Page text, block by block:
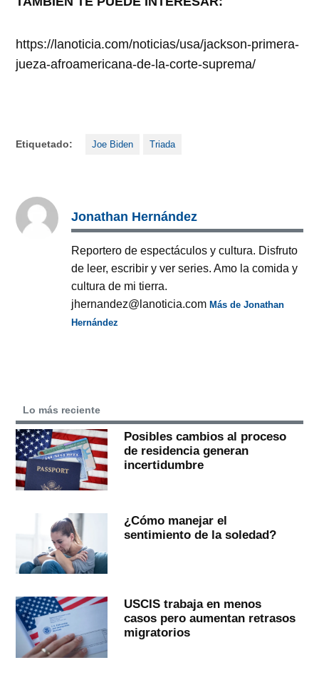
https://lanoticia.com/noticias/usa/jackson-primera-
jueza-afroamericana-de-la-corte-suprema/
Etiquetado: Joe Biden Triada
Jonathan Hernández
Reportero de espectáculos y cultura. Disfruto
de leer, escribir y ver series. Amo la comida y
cultura de mi tierra.
jhernandez@lanoticia.comMás de Jonathan
Hernández
Lo más reciente
Posibles cambios al proceso
de residencia generan
incertidumbre
¿Cómo manejar el
sentimiento de la soledad?
USCIS trabaja en menos
casos pero aumentan retrasos
migratorios